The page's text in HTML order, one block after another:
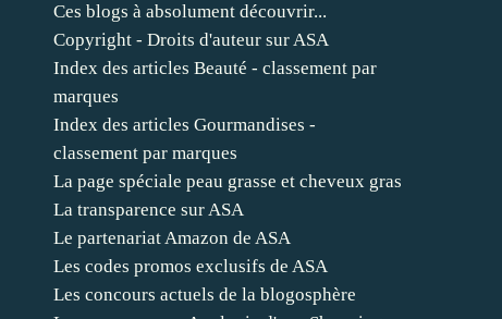
Ces blogs à absolument découvrir...
Copyright - Droits d'auteur sur ASA
Index des articles Beauté - classement par
marques
Index des articles Gourmandises -
classement par marques
La page spéciale peau grasse et cheveux gras
La transparence sur ASA
Le partenariat Amazon de ASA
Les codes promos exclusifs de ASA
Les concours actuels de la blogosphère